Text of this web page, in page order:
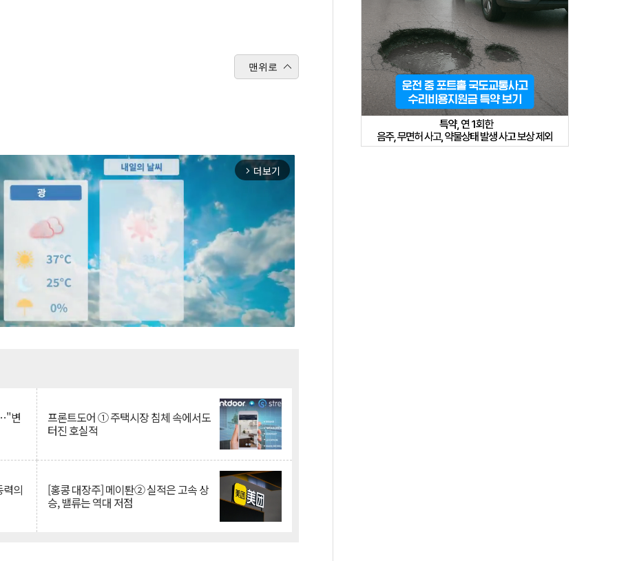
맨위로
arrow_forward_ios 더보기
변 프론트도어 ① 주택시장 침체 속에서도
터진 호실적
의 [홍콩 대장주] 메이퇀② 실적은 고속 상
승, 밸류는 역대 저점